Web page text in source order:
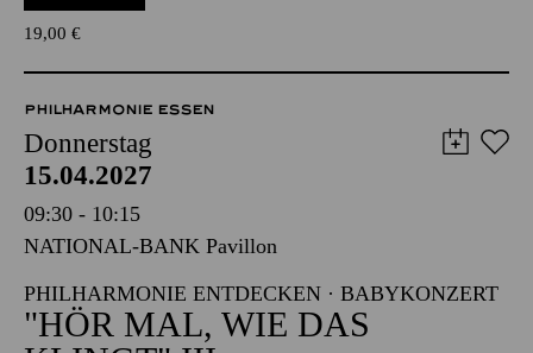
dem Westdeutschen Rundfunk Köln
19,00€
PHILHARMONIE ESSEN
Donnerstag
15.04.2027
09:30 - 10:15
NATIONAL-BANK Pavillon